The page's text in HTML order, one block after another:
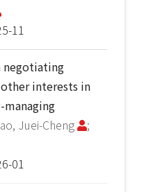
11
interests in
Juei-Cheng
;
01